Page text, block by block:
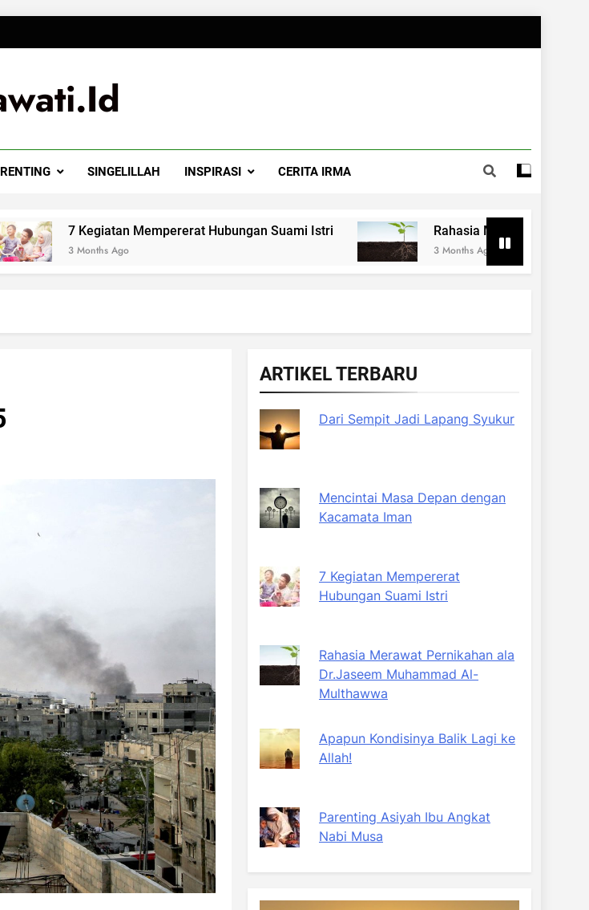
SINGELILLAH INSPIRASI CERITA IRMA
7 Kegiatan Mempererat Hubungan Suami Istri
3 Months Ago
Rahasia Merawat Pernikahan ala
3 Months Ago
ARTIKEL TERBARU
Dari Sempit Jadi Lapang Syukur
Mencintai Masa Depan dengan
Kacamata Iman
7 Kegiatan Mempererat
Hubungan Suami Istri
Rahasia Merawat Pernikahan ala
Dr.Jaseem Muhammad Al-
Multhawwa
Apapun Kondisinya Balik Lagi ke
Allah!
Parenting Asiyah Ibu Angkat
Nabi Musa